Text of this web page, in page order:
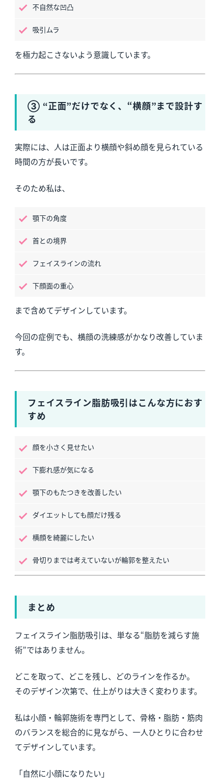
不自然な凹凸
吸引ムラ
を極力起こさないよう意識しています。
③ “正面”だけでなく、“横顔”まで設計す
る
実際には、人は正面より横顔や斜め顔を見られている
時間の方が長いです。
そのため私は、
顎下の角度
首との境界
フェイスラインの流れ
下顔面の重心
まで含めてデザインしています。
今回の症例でも、横顔の洗練感がかなり改善していま
す。
フェイスライン脂肪吸引はこんな方におす
すめ
顔を小さく見せたい
下膨れ感が気になる
顎下のもたつきを改善したい
ダイエットしても顔だけ残る
横顔を綺麗にしたい
骨切りまでは考えていないが輪郭を整えたい
まとめ
フェイスライン脂肪吸引は、単なる“脂肪を減らす施
術”ではありません。
どこを取って、どこを残し、どのラインを作るか。
そのデザイン次第で、仕上がりは大きく変わります。
私は小顔・輪郭施術を専門として、骨格・脂肪・筋肉
のバランスを総合的に見ながら、一人ひとりに合わせ
てデザインしています。
「自然に小顔になりたい」